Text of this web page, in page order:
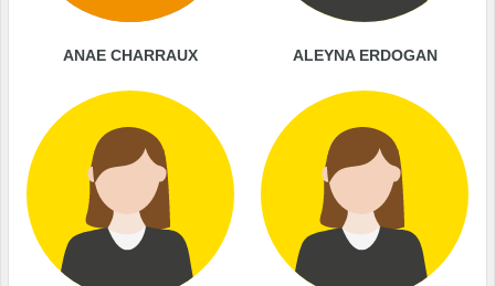
ANAE CHARRAUX ALEYNA ERDOGAN